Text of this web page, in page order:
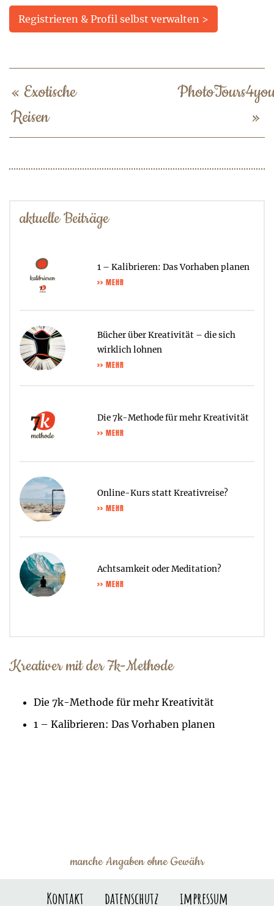
Registrieren & Profil selbst verwalten >
« Exotische
Reisen
»
aktuelle Beiträge
1 – Kalibrieren: Das Vorhaben planen
>> MEHR
Bücher über Kreativität – die sich
wirklich lohnen
>> MEHR
Die 7k-Methode für mehr Kreativität
>> MEHR
Online-Kurs statt Kreativreise?
>> MEHR
Achtsamkeit oder Meditation?
>> MEHR
Kreativer mit der 7k-Methode
Die 7k-Methode für mehr Kreativität
1 – Kalibrieren: Das Vorhaben planen
manche Angaben ohne Gewähr
Kontakt datenschutz impressum